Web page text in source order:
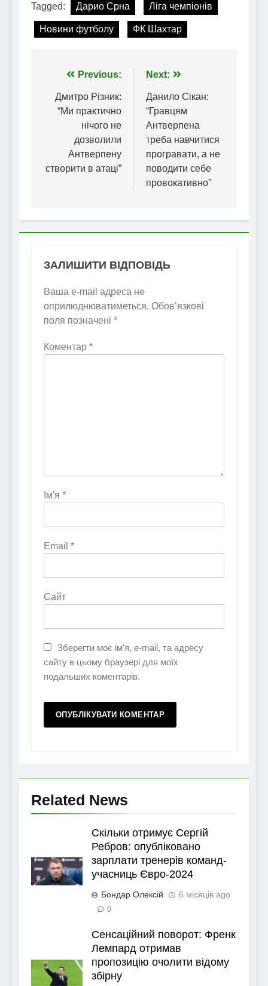
Tagged: Дарио Срна Ліга чемпіонів
Новини футболу ФК Шахтар
Навігація
записів
Previous:
Дмитро Різник:
“Ми практично
нічого не
дозволили
Антверпену
створити в атаці”
Next:
Данило Сікан:
“Гравцям
Антверпена
треба навчитися
програвати, а не
поводити себе
провокативно”
ЗАЛИШИТИ ВІДПОВІДЬ
Ваша e-mail адреса не
оприлюднюватиметься. Обов’язкові
поля позначені *
Коментар *
Ім'я *
Email *
Сайт
Зберегти моє ім'я, e-mail, та адресу
сайту в цьому браузері для моїх
подальших коментарів.
Related News
Скільки отримує Сергій
Ребров: опубліковано
зарплати тренерів команд-
учасниць Євро-2024
Бондар Олексій 6 місяців ago
0
Сенсаційний поворот: Френк
Лемпард отримав
пропозицію очолити відому
збірну